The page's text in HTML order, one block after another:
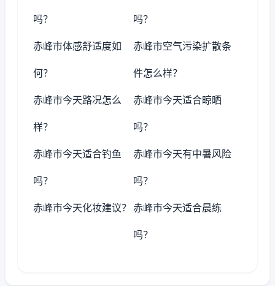
吗？ 吗？
赤峰市体感舒适度如
何？
赤峰市空气污染扩散条
件怎么样？
赤峰市今天路况怎么
样？
赤峰市今天适合晾晒
吗？
赤峰市今天适合钓鱼
吗？
赤峰市今天有中暑风险
吗？
赤峰市今天化妆建议？ 赤峰市今天适合晨练
吗？